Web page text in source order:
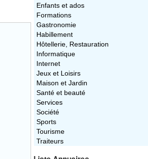
Enfants et ados
Formations
Gastronomie
Habillement
Hôtellerie, Restauration
Informatique
Internet
Jeux et Loisirs
Maison et Jardin
Santé et beauté
Services
Société
Sports
Tourisme
Traiteurs